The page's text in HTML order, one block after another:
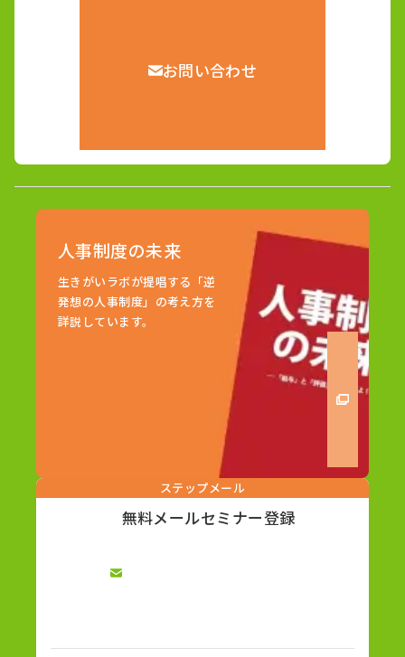
お問い合わせ
人事制度の未来
生きがいラボが提唱する「逆
発想の人事制度」の考え方を
詳説しています。
ステップメール
無料メールセミナー登録